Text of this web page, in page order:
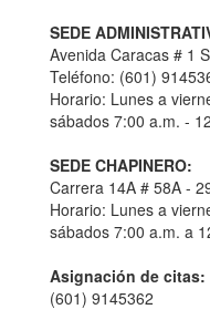
SEDE
Avenida Caracas # 1
Teléfono: (601)
Horario: Lunes a
sábados 7:00 a.m. -
SEDE CHAPINERO:
Carrera 14A # 58A -
Horario: Lunes a
sábados 7:00 a.m. a
Asignación de citas:
(601) 9145362